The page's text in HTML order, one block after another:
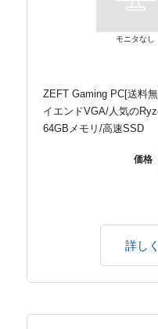
モニタなし
ZEFT Gaming PC[送料
イエンドVGA/人気の
64GBメモリ/高速SSD
価格
詳し